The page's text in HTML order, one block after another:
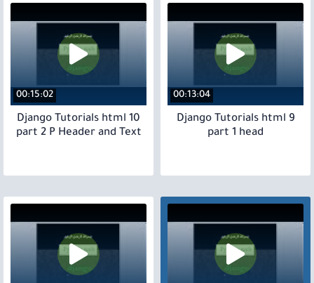
00:13:04
9 Django Tutorials html
part 1 head
00:15:02
10 Django Tutorials html
part 2 P Header and Text